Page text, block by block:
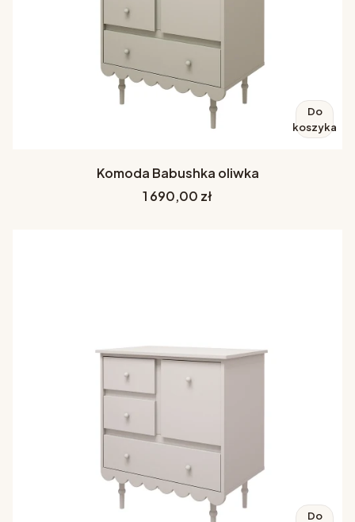
Do
koszyka
Komoda Babushka oliwka
Cena
1 690,00 zł
Do